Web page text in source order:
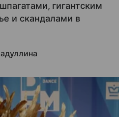
гигантским
и скандалами в